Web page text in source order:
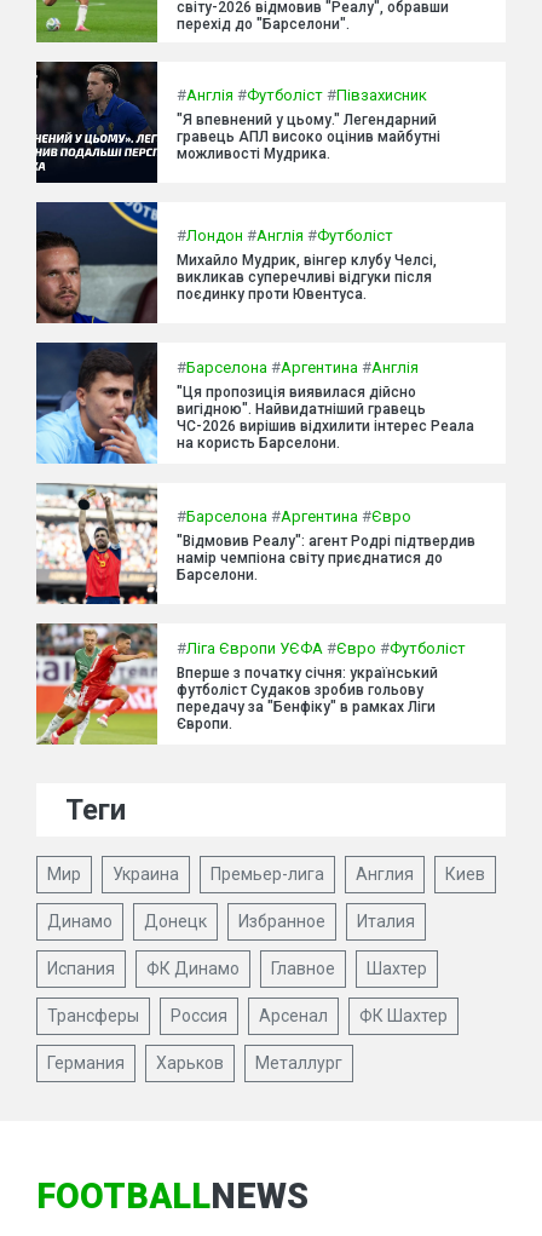
світу-2026 відмовив "Реалу", обравши
перехід до "Барселони".
#Англія #Футболіст #Півзахисник
"Я впевнений у цьому." Легендарний
гравець АПЛ високо оцінив майбутні
можливості Мудрика.
#Лондон #Англія #Футболіст
Михайло Мудрик, вінгер клубу Челсі,
викликав суперечливі відгуки після
поєдинку проти Ювентуса.
#Барселона #Аргентина #Англія
"Ця пропозиція виявилася дійсно
вигідною". Найвидатніший гравець
ЧС-2026 вирішив відхилити інтерес Реала
на користь Барселони.
#Барселона #Аргентина #Євро
"Відмовив Реалу": агент Родрі підтвердив
намір чемпіона світу приєднатися до
Барселони.
#Ліга Європи УЄФА #Євро #Футболіст
Вперше з початку січня: український
футболіст Судаков зробив гольову
передачу за "Бенфіку" в рамках Ліги
Європи.
Теги
Мир Украина Премьер-лига Англия Киев
Динамо Донецк Избранное Италия
Испания ФК Динамо Главное Шахтер
Трансферы Россия Арсенал ФК Шахтер
Германия Харьков Металлург
FOOTBALLNEWS